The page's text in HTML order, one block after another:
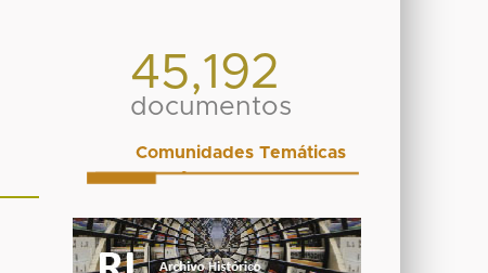
45,192
documentos
Comunidades Temáticas